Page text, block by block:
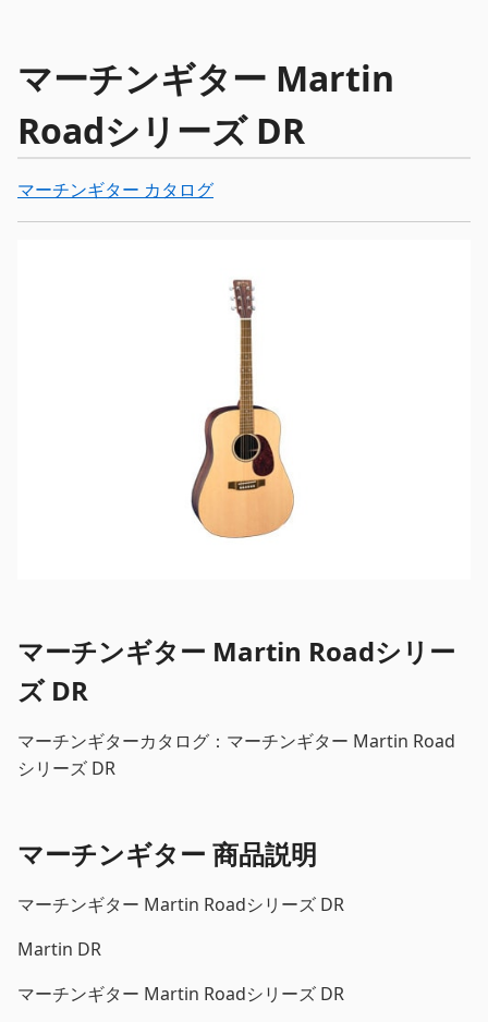
マーチンギター Martin
Roadシリーズ DR
マーチンギター カタログ
マーチンギター Martin Roadシリー
ズ DR
マーチンギターカタログ：マーチンギター Martin Road
シリーズ DR
マーチンギター 商品説明
マーチンギター Martin Roadシリーズ DR
Martin DR
マーチンギター Martin Roadシリーズ DR